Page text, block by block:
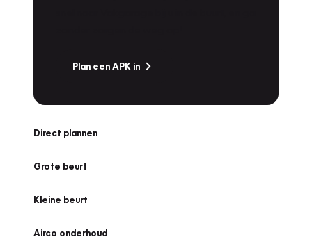
Plan een APK in
Direct plannen
Grote beurt
Kleine beurt
Airco onderhoud